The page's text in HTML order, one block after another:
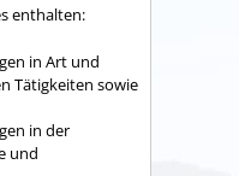
enthalten:
in Art und
Tätigkeiten sowie
in der
und